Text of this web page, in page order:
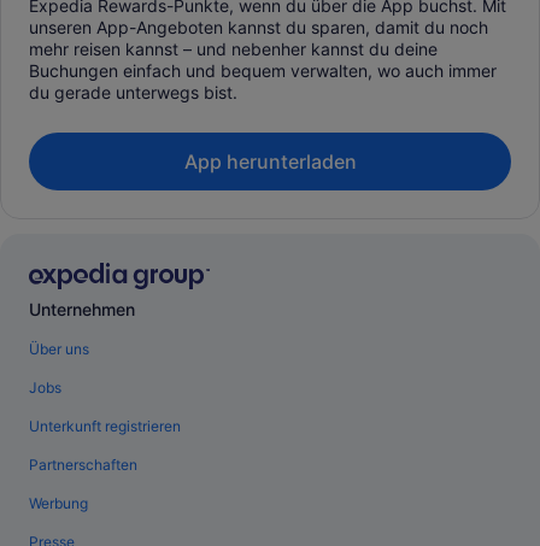
Expedia Rewards-Punkte, wenn du über die App buchst. Mit
unseren App-Angeboten kannst du sparen, damit du noch
mehr reisen kannst – und nebenher kannst du deine
Buchungen einfach und bequem verwalten, wo auch immer
du gerade unterwegs bist.
App herunterladen
Unternehmen
Über uns
Jobs
Unterkunft registrieren
Partnerschaften
Werbung
Presse